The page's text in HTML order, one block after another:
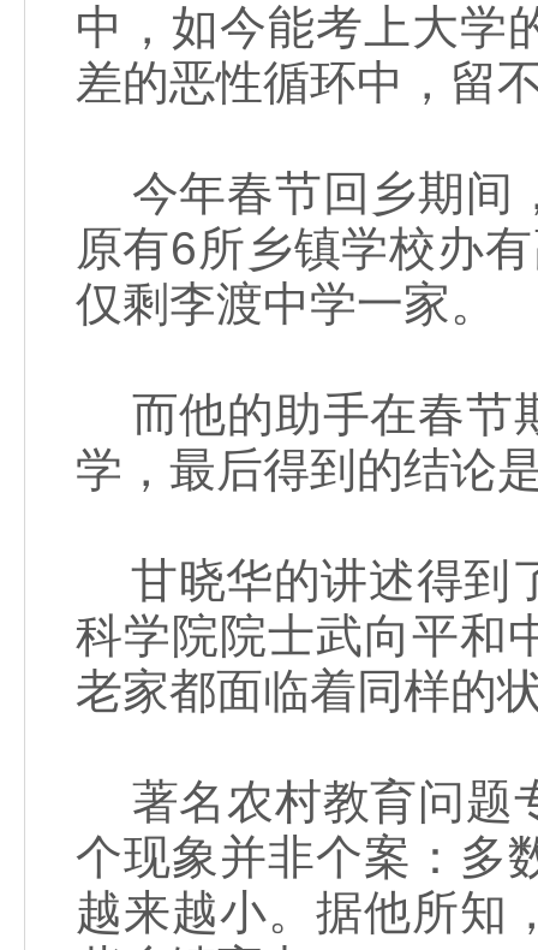
中，如今能考上大学
差的恶性循环中，留
今年春节回乡期间
原有6所乡镇学校办
仅剩李渡中学一家。
而他的助手在春节
学，最后得到的结论
甘晓华的讲述得到
科学院院士武向平和
老家都面临着同样的
著名农村教育问题
个现象并非个案：多
越来越小。据他所知